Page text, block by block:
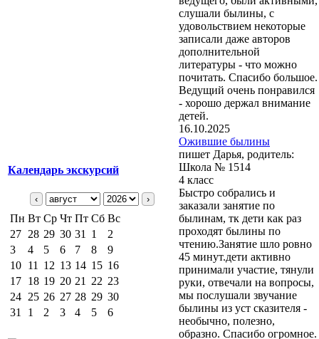
Календарь экскурсий
‹ ›
Пн Вт Ср Чт Пт Сб Вс
27 28 29 30 31 1
2
3
4 5 6 7 8
9
10 11 12 13 14 15 16
17 18 19 20 21 22 23
24 25 26 27 28 29 30
31
1 2 3 4 5 6
слушали былины, с
удовольствием некоторые
записали даже авторов
дополнительной
литературы - что можно
почитать. Спасибо большое.
Ведущий очень понравился
- хорошо держал внимание
детей.
16.10.2025
Ожившие былины
пишет Дарья, родитель:
Школа № 1514
4 класс
Быстро собрались и
заказали занятие по
былинам, тк дети как раз
проходят былины по
чтению.Занятие шло ровно
45 минут.дети активно
принимали участие, тянули
руки, отвечали на вопросы,
мы послушали звучание
былины из уст сказителя -
необычно, полезно,
образно. Спасибо огромное.